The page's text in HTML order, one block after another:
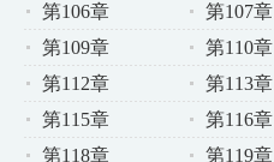
第106章
第107章
第109章
第110章
第112章
第113章
第115章
第116章
第118章
第119章